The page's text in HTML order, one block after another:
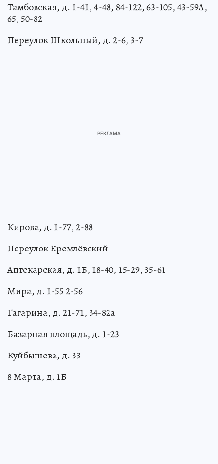
Тамбовская, д. 1-41, 4-48, 84-122, 63-105, 43-59А,
65, 50-82
Переулок Школьный, д. 2-6, 3-7
Кирова, д. 1-77, 2-88
Переулок Кремлёвский
Аптекарская, д. 1Б, 18-40, 15-29, 35-61
Мира, д. 1-55 2-56
Гагарина, д. 21-71, 34-82а
Базарная площадь, д. 1-23
Куйбышева, д. 33
8 Марта, д. 1Б